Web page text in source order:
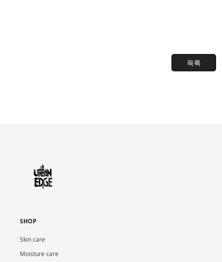
목록
SHOP
Skin care
Moisture care